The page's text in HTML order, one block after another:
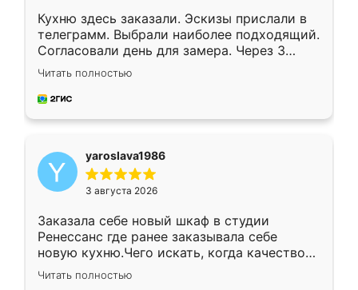
Кухню здесь заказали. Эскизы прислали в
телеграмм. Выбрали наиболее подходящий.
Согласовали день для замера. Через 3
недели кухня была уже готова. Остались
довольны работой. Спасибо Ренессанс
мебель за качественную работу!
Читать полностью
yaroslava1986
3 августа 2026
Заказала себе новый шкаф в студии
Ренессанс где ранее заказывала себе
новую кухню.Чего искать, когда качеством
вполне довольна. Служит кухня уже почти
два года, нареканий нет.
Читать полностью